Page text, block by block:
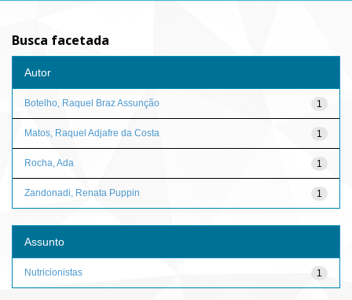
Busca facetada
Autor
1
Botelho, Raquel Braz Assunção
1
Matos, Raquel Adjafre da Costa
1
Rocha, Ada
1
Zandonadi, Renata Puppin
Assunto
1
Nutricionistas